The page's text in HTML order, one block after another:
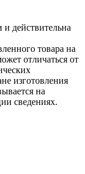
и действительна
товара на
отличаться от
изготовления
на
сведениях.